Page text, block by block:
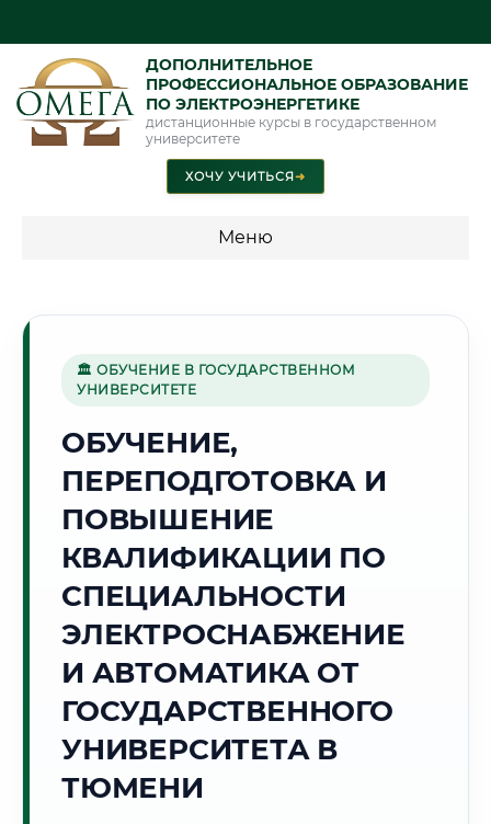
ДОПОЛНИТЕЛЬНОЕ
ПРОФЕССИОНАЛЬНОЕ ОБРАЗОВАНИЕ
ПО ЭЛЕКТРОЭНЕРГЕТИКЕ
дистанционные курсы в государственном
университете
ХОЧУ УЧИТЬСЯ➜
Меню
🛢️
Г. ТЮМЕНЬ
Точное местное время:
09:20:51
Четверг, 6 Августа
2026 г.
Погода в г. Тюмень: ☁️ +16°C, Пасмурно
🌅 Восход:04:45 🌇 Закат:
📍 Региональная справка
Субъект:
🏛 ОБУЧЕНИЕ В ГОСУДАРСТВЕННОМ
УНИВЕРСИТЕТЕ
ОБУЧЕНИЕ,
ПЕРЕПОДГОТОВКА И
ПОВЫШЕНИЕ
КВАЛИФИКАЦИИ ПО
СПЕЦИАЛЬНОСТИ
ЭЛЕКТРОСНАБЖЕНИЕ
И АВТОМАТИКА ОТ
ГОСУДАРСТВЕННОГО
УНИВЕРСИТЕТА В
ТЮМЕНИ